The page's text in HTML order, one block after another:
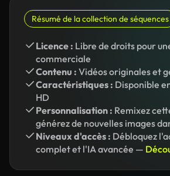
Résumé de la collection de séquences
Licence : Libre de droits pour
commerciale
Contenu : Vidéos originales et
Caractéristiques : Disponible
HD
Personnalisation : Remixez
générez de nouvelles images
Niveaux d'accès : Débloquez
complet et l'IA avancée —